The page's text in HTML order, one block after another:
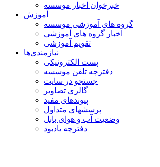
خبرخوان اخبار موسسه
آموزش
گروه های آموزشی موسسه
اخبار گروه های آموزشی
تقویم آموزشی
نیازمندی‌ها
پست الکترونیکی
دفترچه تلفن موسسه
جستجو در سایت
گالری تصاویر
پیوندهای مفید
پرسشهای متداول
وضعیت آب و هوای بابل
دفترچه یادبود